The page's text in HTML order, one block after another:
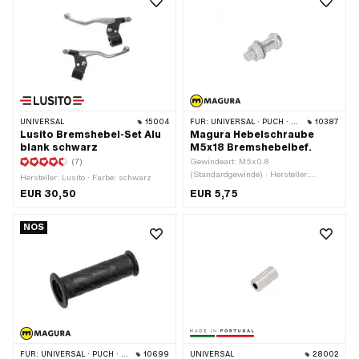
UNIVERSAL 15004
Lusito Bremshebel-Set Alu
blank schwarz
(7)
Hersteller: Lusito · Farbe: schwarz
EUR 30,50
FÜR: UNIVERSAL · PUCH · SACHS · PONY / CILO (BETA 521 & 512) · ZÜNDAPP BELMONDO · CILO 10387
Magura Hebelschraube
M5x18 Bremshebelbef.
Gewindeart: M5x0.8
(Standardgewinde) · Hersteller:
verzinkt (blau) · Gesamtlänge: 21.5
mm · Länge Schaft: 9 mm · Ø Schaft:
050.3227 · Magura OEM-Nr.: 306
EUR 5,75
NOS
FÜR: UNIVERSAL · PUCH · SACHS · PONY / CILO (BETA 521 & 512) 10699 UNIVERSAL 28002